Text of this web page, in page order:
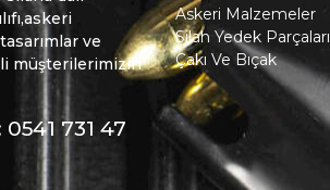
ve
müşterilerimizin
731 47
Askeri Malzemeler
Silah Yedek Parçaları
Çakı Ve Bıçak